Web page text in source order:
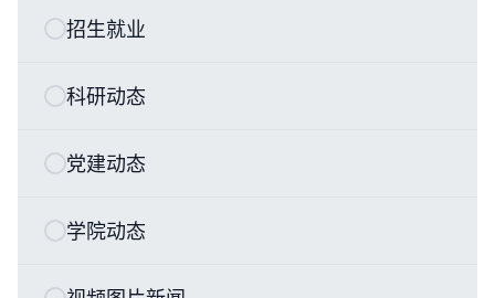
招生就业
科研动态
党建动态
学院动态